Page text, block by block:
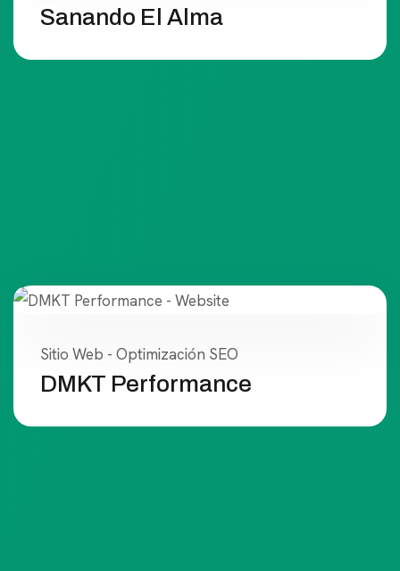
Sanando El Alma
Sitio Web - Optimización SEO
DMKT Performance